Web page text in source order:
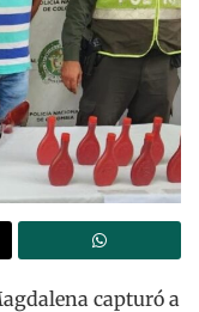
capturó a